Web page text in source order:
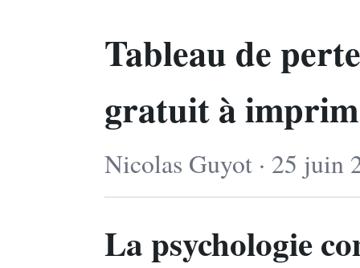
Tableau de
gratuit à
Nicolas Guyot · 25 juin
La psychologie